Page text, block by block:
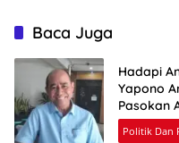
Baca Juga
Hadapi
Yapono
Pasokan
Politik Dan